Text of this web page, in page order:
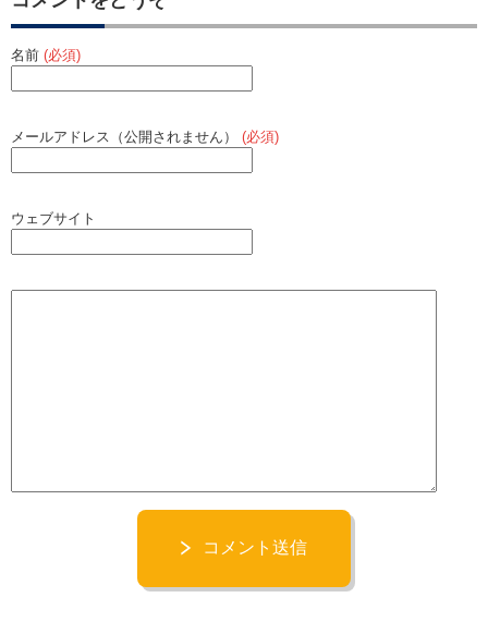
名前 (必須)
メールアドレス（公開されません） (必須)
ウェブサイト
コメント送信